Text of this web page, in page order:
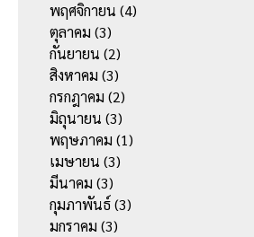
พฤศจิกายน (4)
ตุลาคม (3)
กันยายน (2)
สิงหาคม (3)
กรกฎาคม (2)
มิถุนายน (3)
พฤษภาคม (1)
เมษายน (3)
มีนาคม (3)
กุมภาพันธ์(3)
มกราคม (3)